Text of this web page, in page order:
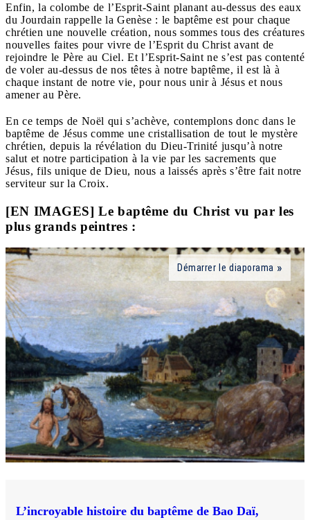
Enfin, la colombe de l’Esprit-Saint planant au-dessus des eaux
du Jourdain rappelle la Genèse : le baptême est pour chaque
chrétien une nouvelle création, nous sommes tous des créatures
nouvelles faites pour vivre de l’Esprit du Christ avant de
rejoindre le Père au Ciel. Et l’Esprit-Saint ne s’est pas contenté
de voler au-dessus de nos têtes à notre baptême, il est là à
chaque instant de notre vie, pour nous unir à Jésus et nous
amener au Père.
En ce temps de Noël qui s’achève, contemplons donc dans le
baptême de Jésus comme une cristallisation de tout le mystère
chrétien, depuis la révélation du Dieu-Trinité jusqu’à notre
salut et notre participation à la vie par les sacrements que
Jésus, fils unique de Dieu, nous a laissés après s’être fait notre
serviteur sur la Croix.
[EN IMAGES] Le baptême du Christ vu par les
plus grands peintres :
Démarrer le diaporama
L’incroyable histoire du baptême de Bao Daï,